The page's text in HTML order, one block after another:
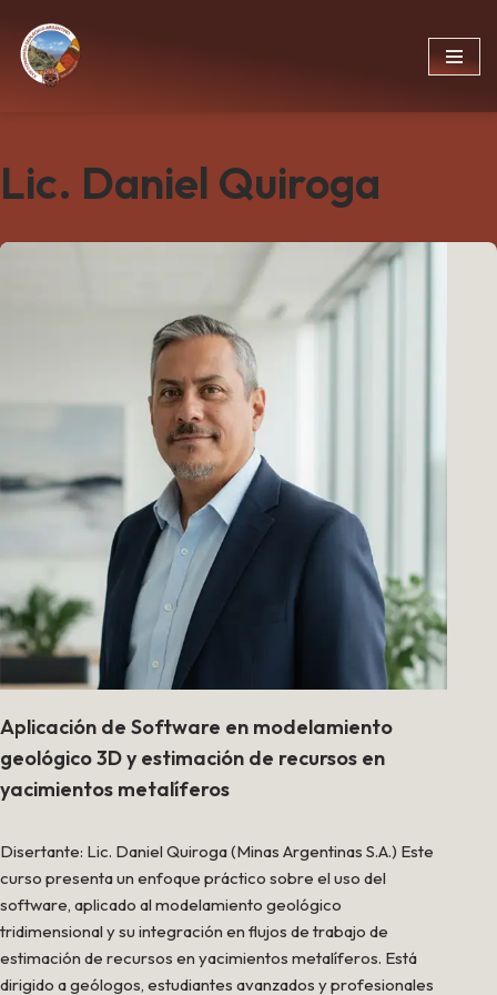
Ir
Lic. Daniel Quiroga
Aplicación de Software en modelamiento
geológico 3D y estimación de recursos en
yacimientos metalíferos
Disertante: Lic. Daniel Quiroga (Minas Argentinas S.A.) Este
curso presenta un enfoque práctico sobre el uso del
software, aplicado al modelamiento geológico
tridimensional y su integración en flujos de trabajo de
estimación de recursos en yacimientos metalíferos. Está
dirigido a geólogos, estudiantes avanzados y profesionales